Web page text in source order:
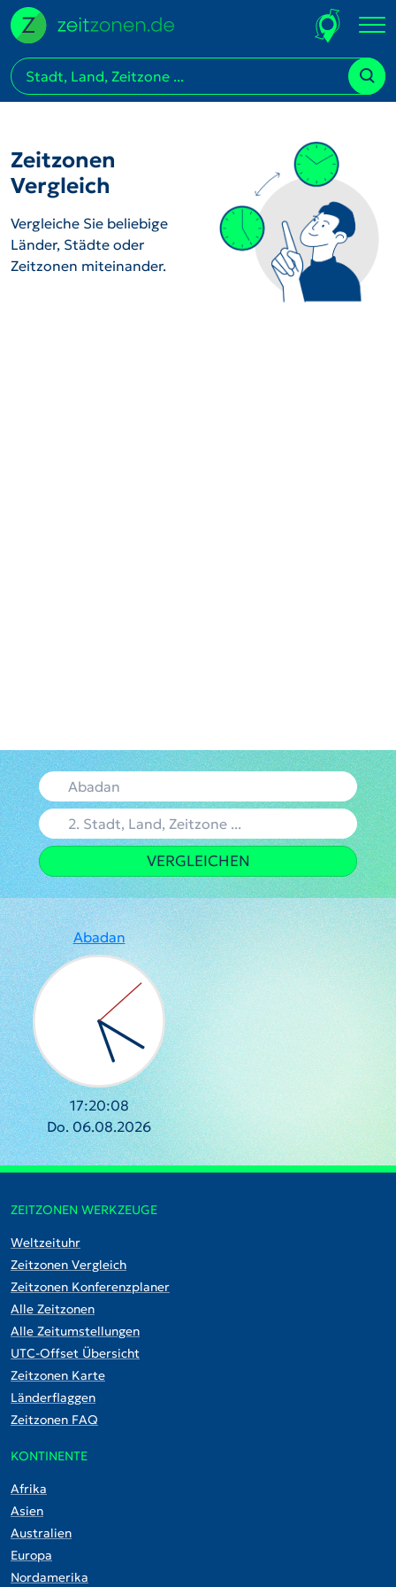
Zeitzonen
Vergleich
Vergleiche Sie beliebige
Länder, Städte oder
Zeitzonen miteinander.
VERGLEICHEN
Abadan
17:20:09
Do. 06.08.2026
ZEITZONEN WERKZEUGE
Weltzeituhr
Zeitzonen Vergleich
Zeitzonen Konferenzplaner
Alle Zeitzonen
Alle Zeitumstellungen
UTC-Offset Übersicht
Zeitzonen Karte
Länderflaggen
Zeitzonen FAQ
KONTINENTE
Afrika
Asien
Australien
Europa
Nordamerika